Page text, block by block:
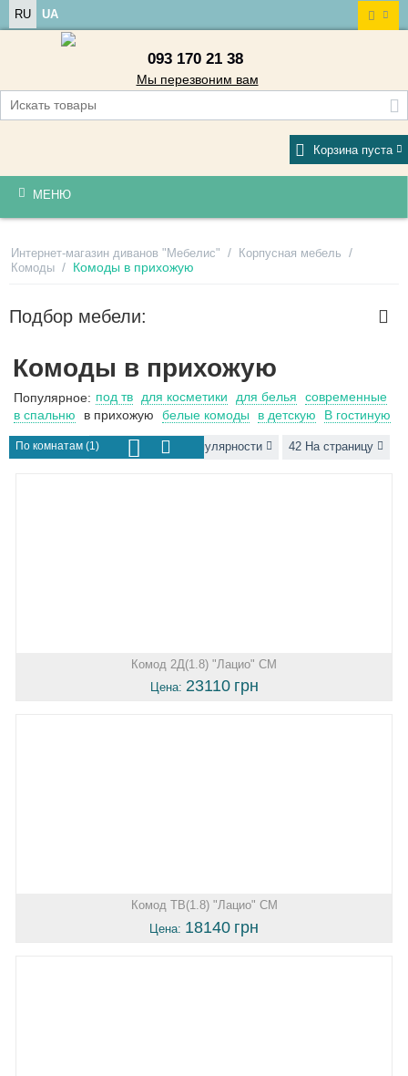
RU UA
093 170 21 38
Мы перезвоним вам
Корзина пуста
МЕНЮ
Интернет-магазин диванов "Мебелис" / Корпусная мебель /
Комоды / Комоды в прихожую
Подбор мебели:
Комоды в прихожую
Популярное: под тв для косметики для белья
современные
в спальню
в прихожую белые комоды в детскую В гостиную
По комнатам (1)Сортировать по популярности 42 На страницу
Комод 2Д(1.8) "Лацио" СМ
Цена: 23110 грн
Комод ТВ(1.8) "Лацио" СМ
Цена: 18140 грн